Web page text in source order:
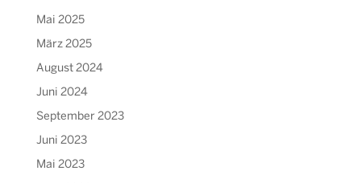
Mai 2025
März 2025
August 2024
Juni 2024
September 2023
Juni 2023
Mai 2023